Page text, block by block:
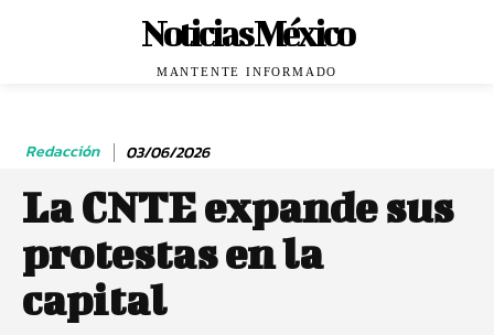
Noticias México
MANTENTE INFORMADO
Redacción 03/06/2026
La CNTE expande sus
protestas en la
capital